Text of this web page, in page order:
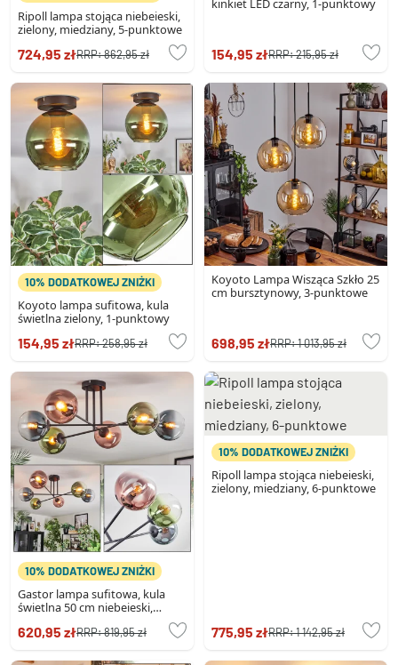
Ripoll lampa stojąca niebeieski,
zielony, miedziany, 5-punktowe
724,95 złRRP:862,95 zł
kinkiet LED czarny, 1-punktowy
154,95 złRRP:215,95 zł
10% DODATKOWEJ ZNIŻKI
Koyoto lampa sufitowa, kula
świetlna zielony, 1-punktowy
154,95 złRRP:258,95 zł
Koyoto Lampa Wisząca Szkło 25
cm bursztynowy, 3-punktowe
698,95 złRRP:1 013,95 zł
10% DODATKOWEJ ZNIŻKI
Gastor lampa sufitowa, kula
świetlna 50 cm niebeieski,
miedziany, 6-punktowe
620,95 złRRP:819,95 zł
10% DODATKOWEJ ZNIŻKI
Ripoll lampa stojąca niebeieski,
zielony, miedziany, 6-punktowe
775,95 złRRP:1 142,95 zł